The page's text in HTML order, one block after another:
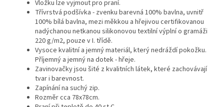
Vložku lze vyjmout pro praní.
Třívrstvá podšívka - zvenku barevná 100% bavlna, uvnitř
100% bílá bavlna, mezi měkkou a hřejivou certifikovanou
nadýchanou netkanou silikonovou textilní výplní o gramáži
220 g/m2, pouze v I. třídě.
Vysoce kvalitní a jemný materiál, který nedráždí pokožku.
Příjemný a jemný na dotek - hřeje.
Zavinovačky jsou šité z kvalitních látek, které zachovávají
tvar i barevnost.
Zapínání na suchý zip.
Rozměr cca 78x78cm.